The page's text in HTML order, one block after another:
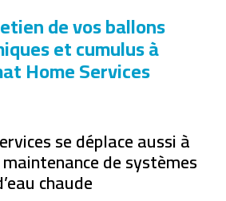
de vos ballons
et cumulus à
Home Services
se déplace aussi à
de systèmes
chaude